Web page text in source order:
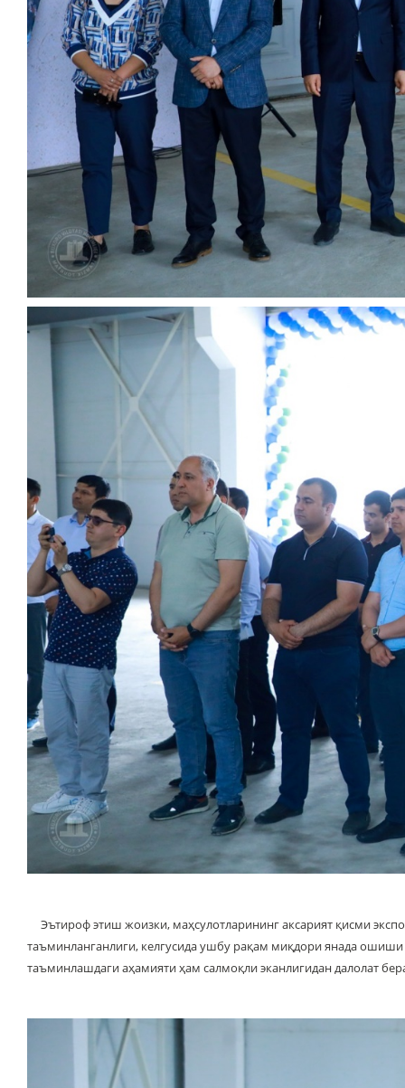
Эътироф этиш жоизки, маҳсулотларининг аксарият қисми
таъминланганлиги, келгусида ушбу рақам миқдори янада
таъминлашдаги аҳамияти ҳам салмоқли эканлигидан далолат